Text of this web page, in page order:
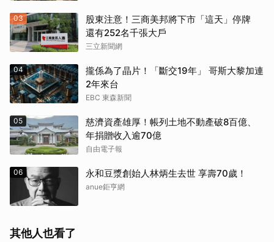
03
股東注意！三商美邦將下市「這天」停牌
還有252名千張大戶
三立新聞網
04
攏係為了晶片！「斷交19年」 哥斯大黎加連
2年來台
EBC 東森新聞
05
慈濟資產雄厚！帳列土地不動產破8百億、
年捐贈收入逾70億
自由電子報
06 永和豆漿創始人林炳生去世 享壽70歲！
anue鉅亨網
其他人也看了